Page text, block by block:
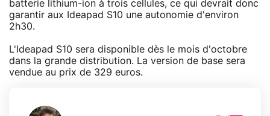
batterie lithium-ion à trois cellules, ce qui devrait donc
garantir aux Ideapad S10 une autonomie d'environ
2h30.
L'Ideapad S10 sera disponible dès le mois d'octobre
dans la grande distribution. La version de base sera
vendue au prix de 329 euros.